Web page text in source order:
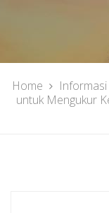
Home
untuk Mengukur